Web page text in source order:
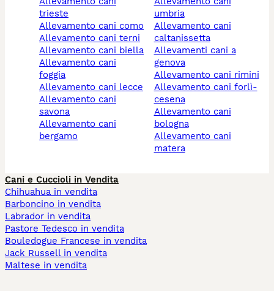
trieste
allevamento cani como
allevamento cani terni
allevamento cani biella
allevamento cani
foggia
allevamento cani lecce
allevamento cani
savona
allevamento cani
bergamo
umbria
allevamento cani
caltanissetta
allevamenti cani a
genova
allevamento cani rimini
allevamento cani forlì-
cesena
allevamento cani
bologna
allevamento cani
matera
Cani e Cuccioli in Vendita
Chihuahua in vendita
Barboncino in vendita
Labrador in vendita
Pastore Tedesco in vendita
Bouledogue Francese in vendita
Jack Russell in vendita
Maltese in vendita